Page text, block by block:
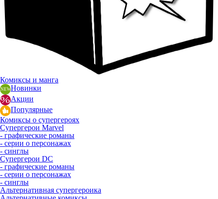
Комиксы и манга
Новинки
Акции
Популярные
Комиксы о супергероях
Супергерои Marvel
- графические романы
- серии о персонажах
- синглы
Супергерои DC
- графические романы
- серии о персонажах
- синглы
Альтернативная супергероика